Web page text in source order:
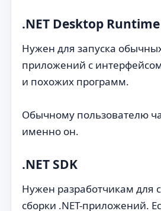
.NET Desktop Runtime
Нужен для запуска
приложений с
и похожих программ.
Обычному пользователю
именно он.
.NET SDK
Нужен разработчикам для
сборки .NET-приложений.